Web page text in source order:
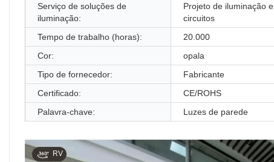
Serviço de soluções de
iluminação:
Projeto de iluminação e
circuitos
Tempo de trabalho (horas): 20.000
Cor:
opala
Tipo de fornecedor:
Fabricante
Certificado:
CE/ROHS
Palavra-chave:
Luzes de parede
RV